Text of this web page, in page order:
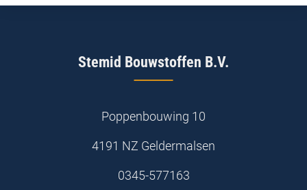
Stemid Bouwstoffen B.V.
Poppenbouwing 10
4191 NZ Geldermalsen
0345-577163